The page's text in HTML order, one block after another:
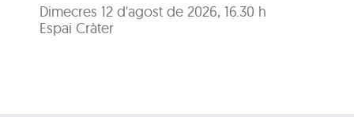
Dimecres 12 d'agost de 2026, 16.30 h
Espai Cràter